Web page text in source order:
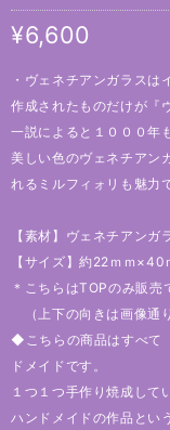
¥6,600
・ヴェネチアンガラス
作成されたものだけが『
一説によると１０００年
美しい色のヴェネチアン
れるミルフィォリも魅力
【素材】ヴェネチアンガ
【サイズ】約22ｍｍ
＊こちらはTOPのみ販売
（上下の向きは画像通り
◆こちらの商品はすべて
ドメイドです。
１つ１つ手作り焼成して
ハンドメイドの作品とい